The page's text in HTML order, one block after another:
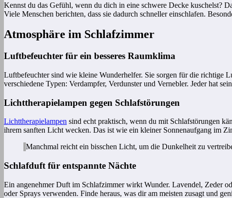
Kennst du das Gefühl, wenn du dich in eine schwere Decke kuschelst?
Viele Menschen berichten, dass sie dadurch schneller einschlafen.
Atmosphäre im Schlafzimmer
Luftbefeuchter für ein besseres Raumklima
Luftbefeuchter sind wie kleine Wunderhelfer. Sie sorgen für die richtige
verschiedene Typen: Verdampfer, Verdunster und Vernebler. Jeder hat
Lichttherapielampen gegen Schlafstörungen
Lichttherapielampen sind echt praktisch, wenn du mit Schlafstörungen
ihrem sanften Licht wecken. Das ist wie ein kleiner Sonnenaufgang im
Manchmal reicht ein bisschen Licht, um die Dunkelheit zu
Schlafduft für entspannte Nächte
Ein angenehmer Duft im Schlafzimmer wirkt Wunder. Lavendel, Zeder
oder Sprays verwenden. Finde heraus, was dir am meisten zusagt und